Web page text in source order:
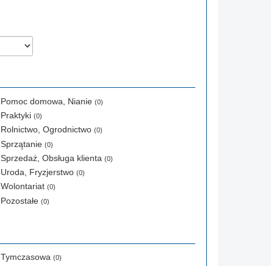
Pomoc domowa, Nianie (0)
Praktyki (0)
Rolnictwo, Ogrodnictwo (0)
Sprzątanie (0)
Sprzedaż, Obsługa klienta (0)
Uroda, Fryzjerstwo (0)
Wolontariat (0)
Pozostałe (0)
Tymczasowa (0)